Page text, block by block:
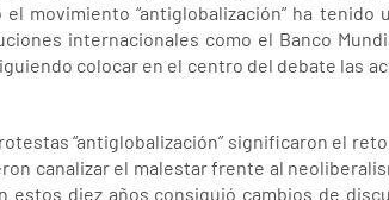
movimiento “antiglobalización” ha
internacionales como el Banco
colocar en el centro del debate las
“antiglobalización” significaron el
canalizar el malestar frente al
estos diez años consiguió cambios de